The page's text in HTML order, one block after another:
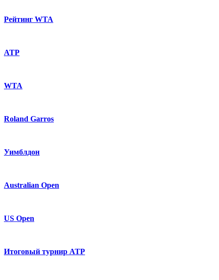
Рейтинг WTA
ATP
WTA
Roland Garros
Уимблдон
Australian Open
US Open
Итоговый турнир ATP